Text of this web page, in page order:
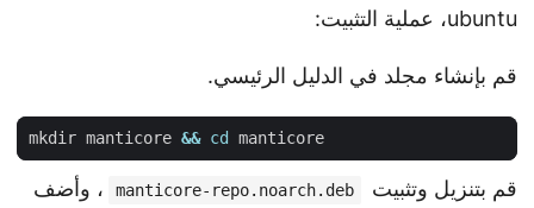
ubuntu، عملية التثبيت:
قم بإنشاء مجلد في الدليل الرئيسي.
mkdir manticore && cd
قم بتنزيل وتثبيت manticore-repo.noarch.deb
، وأضف